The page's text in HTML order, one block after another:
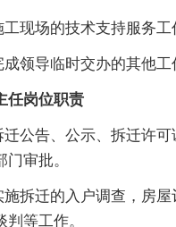
场的技术支持服务工
导临时交办的其他工
任岗位职责
公告、公示、拆迁许可
审批。
迁的入户调查，房屋
等工作。